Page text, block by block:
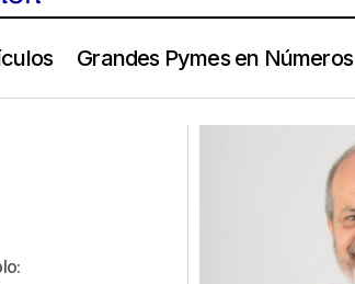
Grandes Pymes en Números